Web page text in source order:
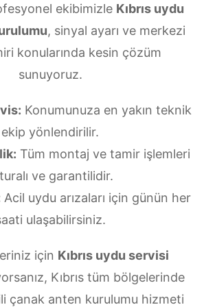
ekibimizle Kıbrıs uydu
, sinyal ayarı ve merkezi
konularında kesin çözüm
sunuyoruz.
Konumunuza en yakın teknik
ekip yönlendirilir.
Tüm montaj ve tamir işlemleri
ve garantilidir.
Acil uydu arızaları için günün her
ulaşabilirsiniz.
için Kıbrıs uydu servisi
Kıbrıs tüm bölgelerinde
çanak anten kurulumu hizmeti